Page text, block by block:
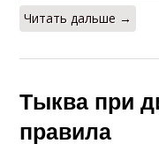
Читать дальше →
Тыква при
правила